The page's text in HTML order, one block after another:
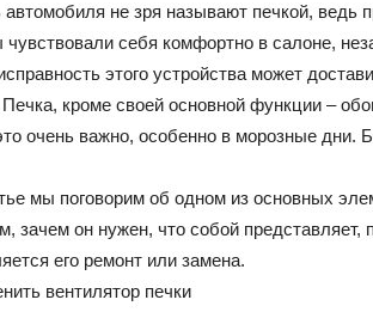
не зря называют печкой, ведь
чувствовали себя комфортно в салоне,
этого устройства может
кроме своей основной функции –
очень важно, особенно в морозные дни.
мы поговорим об одном из основных
зачем он нужен, что собой представляет,
его ремонт или замена.